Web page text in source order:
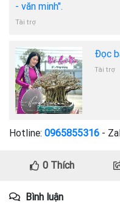
- văn minh".
Tài trợ
Đọc
Tài trợ
Hotline: 0965855316 -
0Thích
Bình luận